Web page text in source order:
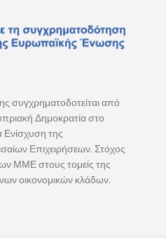
συγχρηματοδοτείται από
Δημοκρατία στο
Ενίσχυση της
Επιχειρήσεων. Στόχος
ΜΜΕ στους τομείς της
οικονομικών κλάδων.